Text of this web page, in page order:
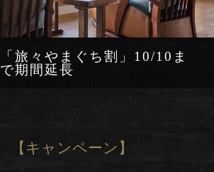
継往開来 温泉
お料理 食事処
「旅々やまぐち割」10/10ま
で期間延長
【キャンペーン】